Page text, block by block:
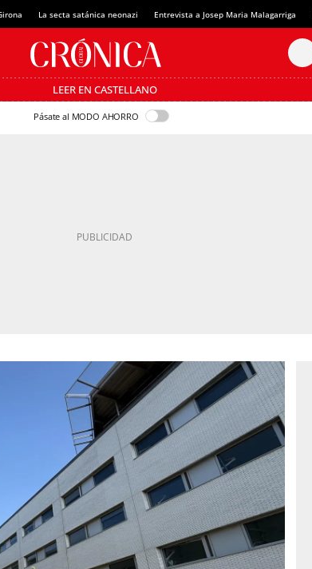
La secta satánica neonazi Entrevista a Josep Maria Malagarriga
LEER EN CASTELLANO
Pásate al MODO AHORRO